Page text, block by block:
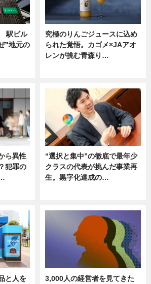
駅ビル
"地元の
究極のりんごジュースに込め
られた覚悟。カゴメ×JAアオ
レンが挑む青森り…
ら異性
犯罪の
“選択と集中”の徹底で最年少
クラスの代表が挑んだ事業再
生。黒字化達成の…
と人を
3,000人の経営者を見てきた